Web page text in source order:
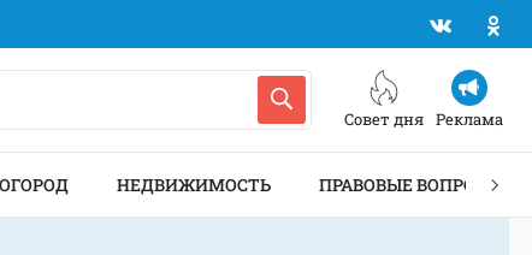
Совет дня Реклама
НЕДВИЖИМОСТЬ ПРАВОВЫЕ ВОПРОСЫ